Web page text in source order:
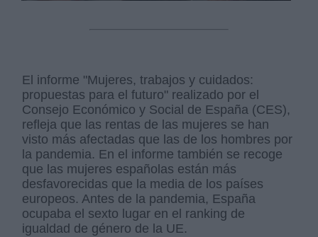
El informe "Mujeres, trabajos y cuidados:
propuestas para el futuro" realizado por el
Consejo Económico y Social de España (CES),
refleja que las rentas de las mujeres se han
visto más afectadas que las de los hombres por
la pandemia. En el informe también se recoge
que las mujeres españolas están más
desfavorecidas que la media de los países
europeos. Antes de la pandemia, España
ocupaba el sexto lugar en el ranking de
igualdad de género de la UE.